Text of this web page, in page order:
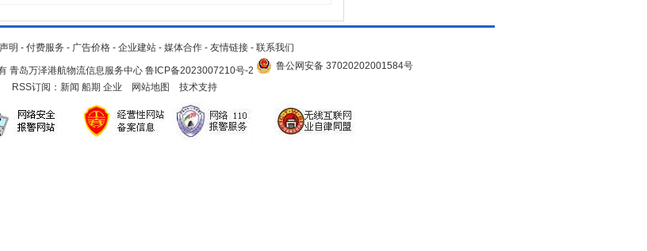
明 - 付费服务 - 广告价格 - 企业建站 - 媒体合作 - 友情链接 - 联系我们
青岛万泽港航物流信息服务中心 鲁ICP备2023007210号-2
鲁公网安备 37020202001584号
RSS订阅： 新闻 船期 企业 网站地图 技术支持